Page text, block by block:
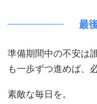
最
準備期間中の不安は
も一歩ずつ進めば、
素敵な毎日を。